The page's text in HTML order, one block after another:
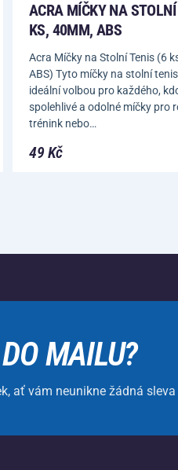
ACRA MÍČKY NA
KS, 40MM, ABS
Acra Míčky na Stolní Tenis (6
ABS) Tyto míčky na stolní
ideální volbou pro každého,
spolehlivé a odolné míčky pro
trénink nebo…
49 Kč
MAILU?
ať vám neunikne žádná sleva